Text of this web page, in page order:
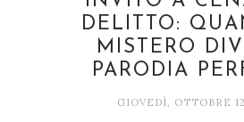
DELITTO:
MISTERO
PARODIA
GIOVEDÌ, OTTOBRE